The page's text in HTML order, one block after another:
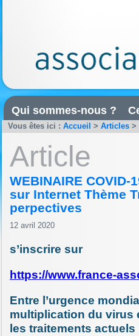
Qui sommes-nous ?
Vous êtes ici : Accueil > Articles >
Article
WEBINAIRE
sur Internet Thème
perpectives
12 avril 2020
s’inscrire sur
https://www.france-
Entre l’urgence
multiplication du virus
les traitements